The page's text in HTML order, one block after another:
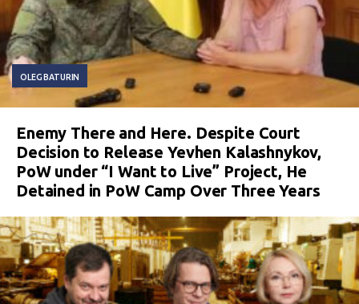
OLEG BATURIN
Enemy There and Here. Despite Court
Decision to Release Yevhen Kalashnykov,
PoW under “I Want to Live” Project, He
Detained in PoW Camp Over Three Years